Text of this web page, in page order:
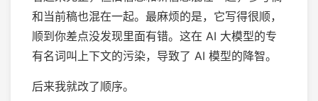
和当前稿也混在一起。最麻烦的是，它写得很顺，
顺到你差点没发现里面有错。这在 AI 大模型的专
有名词叫上下文的污染，导致了 AI 模型的降智。
后来我就改了顺序。